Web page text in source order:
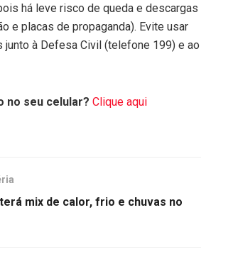
há leve risco de queda e descargas
e placas de propaganda). Evite usar
à Defesa Civil (telefone 199) e ao
no seu celular? Clique aqui
mix de calor, frio e chuvas no